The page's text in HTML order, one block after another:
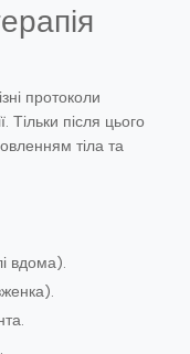
протоколи
Тільки після цього
тіла та
вдома).